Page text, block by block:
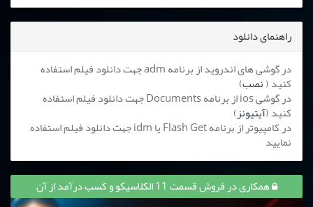
راهنمای دانلود
در گوشی های اندروید از برنامه adm جهت دانلود فیلم استفاده
کنید (نصب)
در گوشی ios از برنامه Documents جهت دانلود فیلم استفاده
کنید (آیتیونز)
در کامپیوتر از برنامه Flash Get یا idm جهت دانلود فیلم استفاده
نمایید
همکاری در فروش قسمت 11 الکلاسیکو و کسب درآمد از آن